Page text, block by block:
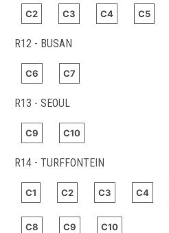
C2 C3 C4 C5
R12 - BUSAN
C6 C7
R13 - SEOUL
C9 C10
R14 - TURFFONTEIN
C1 C2 C3 C4
C8 C9 C10